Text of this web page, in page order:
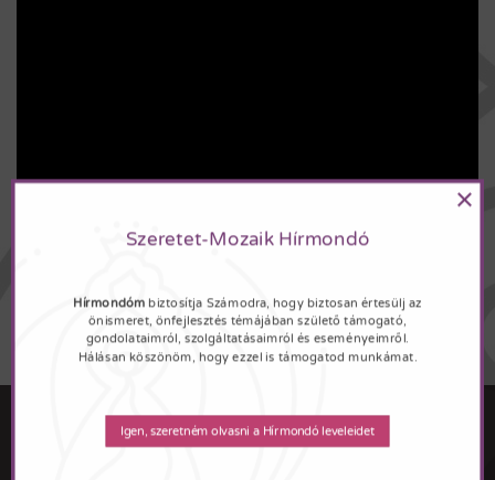
ELÉRHETŐSÉGEK
Szeretet-Mozaik Hírmondó
Hírmondóm biztosítja Számodra, hogy biztosan értesülj az
önismeret, önfejlesztés témájában születő támogató,
gondolataimról, szolgáltatásaimról és eseményeimről.
Hálásan köszönöm, hogy ezzel is támogatod munkámat.
Igen, szeretném olvasni a Hírmondó leveleidet
×